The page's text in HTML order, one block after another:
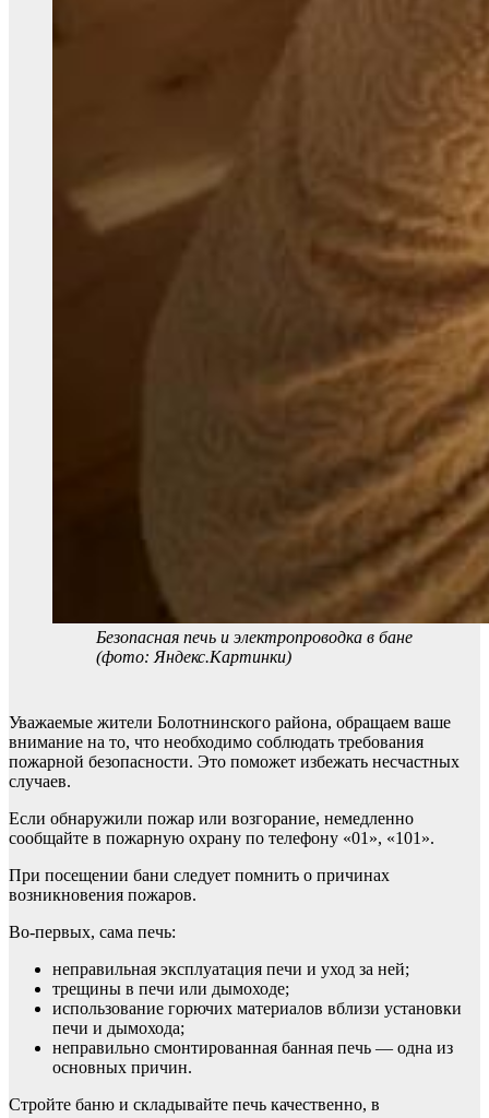
Безопасная печь и электропроводка в бане
(фото: Яндекс.Картинки)
Уважаемые жители Болотнинского района, обращаем ваше
внимание на то, что необходимо соблюдать требования
пожарной безопасности. Это поможет избежать несчастных
случаев.
Если обнаружили пожар или возгорание, немедленно
сообщайте в пожарную охрану по телефону «01», «101».
При посещении бани следует помнить о причинах
возникновения пожаров.
Во-первых, сама печь:
неправильная эксплуатация печи и уход за ней;
трещины в печи или дымоходе;
использование горючих материалов вблизи установки
печи и дымохода;
неправильно смонтированная банная печь — одна из
основных причин.
Стройте баню и складывайте печь качественно, в